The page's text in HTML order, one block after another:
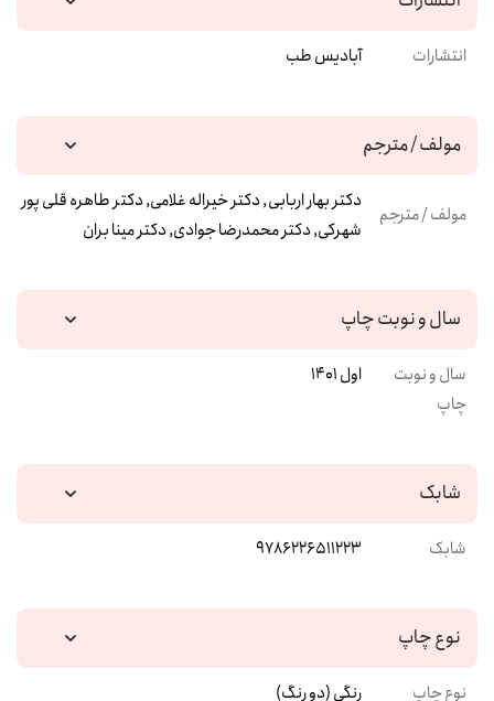
انتشارات آبادیس طب
مولف / مترجم
مولف / مترجم
دکتر بهار اربابی, دکتر خیراله غلامی, دکتر طاهره قلی پور
شهرکی, دکتر محمدرضا جوادی, دکتر مینا بران
سال و نوبت چاپ
سال و نوبت
چاپ
اول 1401
شابک
شابک 9786226511223
نوع چاپ
نوع چاپ رنگی (دو رنگ)